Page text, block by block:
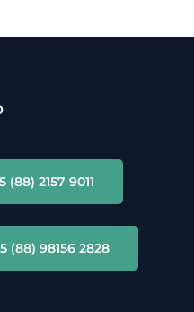
(88) 2157 9011
(88) 98156 2828